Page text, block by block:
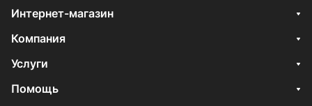
Интернет-магазин
Компания
Услуги
Помощь